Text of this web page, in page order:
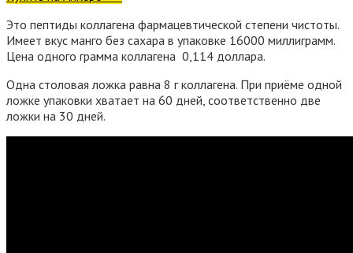
Это пептиды коллагена фармацевтической степени чистоты.
Имеет вкус манго без сахара в упаковке 16000 миллиграмм.
Цена одного грамма коллагена 0,114 доллара.
Одна столовая ложка равна 8 г коллагена. При приёме одной
ложке упаковки хватает на 60 дней, соответственно две
ложки на 30 дней.